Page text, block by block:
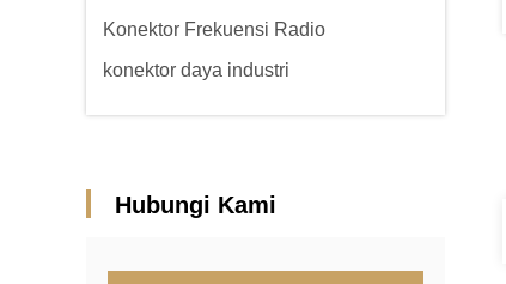
Konektor Frekuensi Radio
konektor daya industri
Hubungi Kami